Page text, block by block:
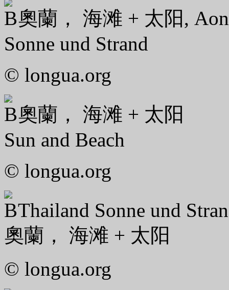
奧蘭， 海滩 + 太阳,
Sonne und Strand
© longua.org
奧蘭， 海滩 + 太阳
Sun and Beach
© longua.org
Thailand Sonne und
奧蘭， 海滩 + 太阳
© longua.org